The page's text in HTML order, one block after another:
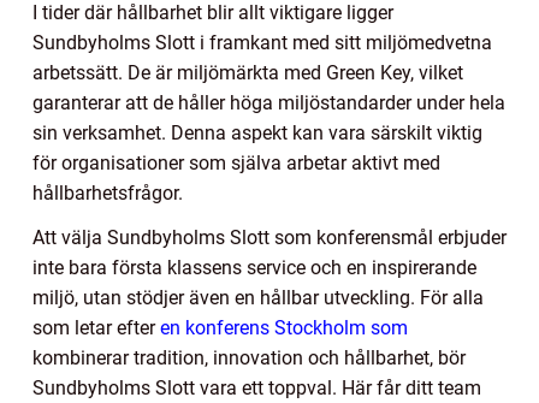
I tider där hållbarhet blir allt viktigare ligger
Sundbyholms Slott i framkant med sitt miljömedvetna
arbetssätt. De är miljömärkta med Green Key, vilket
garanterar att de håller höga miljöstandarder under hela
sin verksamhet. Denna aspekt kan vara särskilt viktig
för organisationer som själva arbetar aktivt med
hållbarhetsfrågor.
Att välja Sundbyholms Slott som konferensmål erbjuder
inte bara första klassens service och en inspirerande
miljö, utan stödjer även en hållbar utveckling. För alla
som letar efteren konferens Stockholm som
kombinerar tradition, innovation och hållbarhet, bör
Sundbyholms Slott vara ett toppval. Här får ditt team